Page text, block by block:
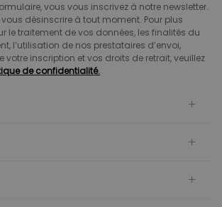
vous vous inscrivez à notre newsletter.
désinscrire à tout moment. Pour plus
le traitement de vos données, les finalités du
l’utilisation de nos prestataires d’envoi,
votre inscription et vos droits de retrait, veuillez
de confidentialité.